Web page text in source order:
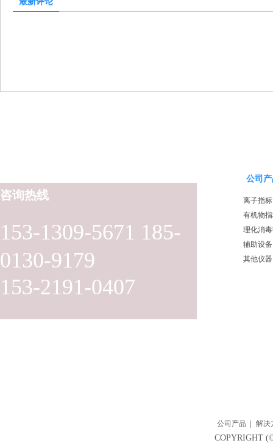
153-1309-5671 185-
0130-9179
153-2191-0407
咨询热线
公司
离子指标
有机物
理化消
辅助设备
其他仪器
公司产品 解决
COPYRIGHT